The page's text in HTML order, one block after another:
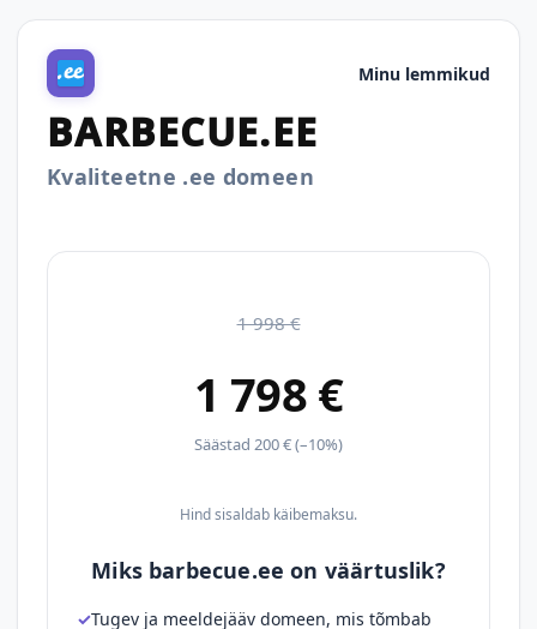
Minu lemmikud
BARBECUE.EE
Kvaliteetne .ee domeen
1 998 €
1 798 €
Säästad 200 € (–10%)
Hind sisaldab käibemaksu.
Miks barbecue.ee on väärtuslik?
Tugev ja meeldejääv domeen, mis tõmbab